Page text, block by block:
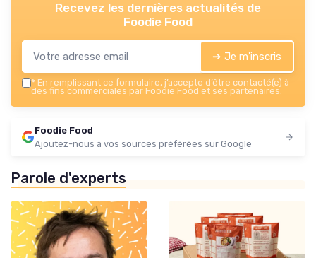
Recevez les dernières actualités de
Foodie Food
➔ Je m'inscris
* En remplissant ce formulaire, j’accepte d’être contacté(e) à
des fins commerciales par Foodie Food et ses partenaires.
Foodie Food
Ajoutez-nous à vos sources préférées sur Google
Parole d'experts